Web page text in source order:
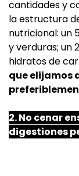
cantidades y
la estructura
nutricional: un
y verduras; un
hidratos de
que elijamos
2. No cenar
digestiones